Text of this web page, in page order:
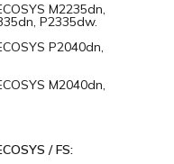
M2235dn,
P2335dw.
P2040dn,
M2040dn,
/ FS: